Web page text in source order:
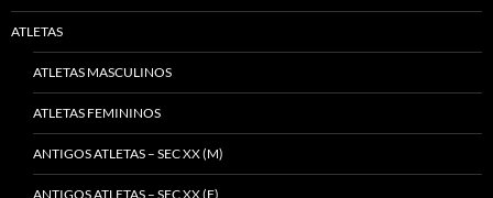
ATLETAS
ATLETAS MASCULINOS
ATLETAS FEMININOS
ANTIGOS ATLETAS – SEC XX (M)
ANTIGOS ATLETAS – SEC XX (F)